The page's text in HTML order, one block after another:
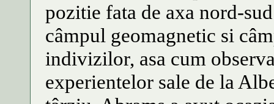
pozitie fata de axa nord-
câmpul geomagnetic si
indivizilor, asa cum
experientelor sale de la